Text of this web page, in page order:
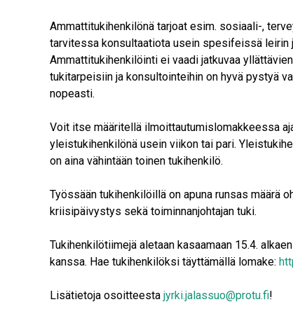
Ammattitukihenkilönä tarjoat esim. sosiaali-,
tarvitessa konsultaatiota usein spesifeissä
Ammattitukihenkilöinti ei vaadi jatkuvaa
tukitarpeisiin ja konsultointeihin on hyvä pystyä
nopeasti.
Voit itse määritellä ilmoittautumislomakkeessa
yleistukihenkilönä usein viikon tai pari.
on aina vähintään toinen tukihenkilö.
Työssään tukihenkilöillä on apuna runsas määrä
kriisipäivystys sekä toiminnanjohtajan tuki.
Tukihenkilötiimejä aletaan kasaamaan 15.4.
kanssa. Hae tukihenkilöksi täyttämällä lomake:
Lisätietoja osoitteesta jyrki.jalassuo@protu.fi!